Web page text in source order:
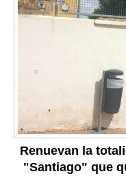
Renuevan la
"Santiago" que